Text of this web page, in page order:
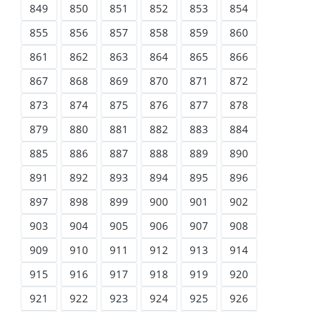
849
850 851 852 853
854
855
856 857 858 859
860
861
862 863 864 865
866
867
868 869 870 871
872
873
874 875 876 877
878
879
880 881 882 883
884
885
886 887 888 889
890
891
892 893 894 895
896
897
898 899 900 901
902
903
904 905 906 907
908
909
910 911 912 913
914
915
916 917 918 919
920
921
922 923 924 925
926